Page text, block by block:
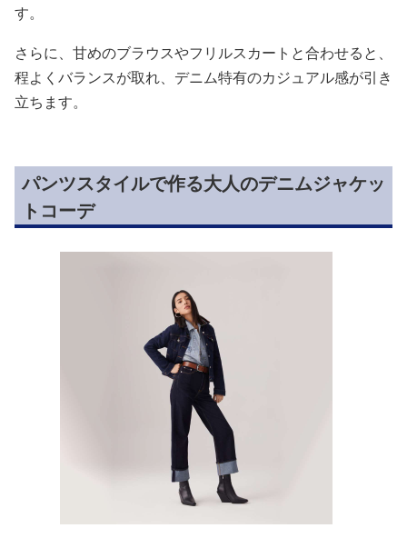
す。
さらに、甘めのブラウスやフリルスカートと合わせると、
程よくバランスが取れ、デニム特有のカジュアル感が引き
立ちます。
パンツスタイルで作る大人のデニムジャケッ
トコーデ